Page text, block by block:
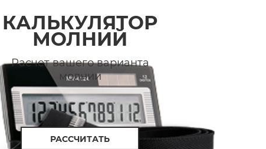
КАЛЬКУЛЯТОР
МОЛНИЙ
Расчет вашего варианта
молнии
РАССЧИТАТЬ